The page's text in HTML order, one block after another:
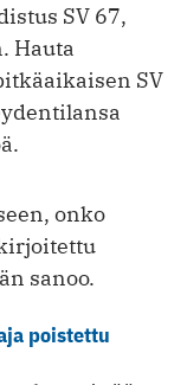
SV 67,
Hauta
SV
onko
sanoo.
poistettu